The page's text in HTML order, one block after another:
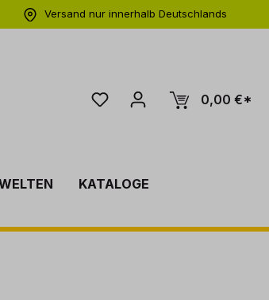
Versand nur innerhalb Deutschlands
0,00 €*
KATALOGE